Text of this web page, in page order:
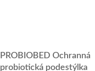
PROBIOBED Ochranná
probiotická podestýlka